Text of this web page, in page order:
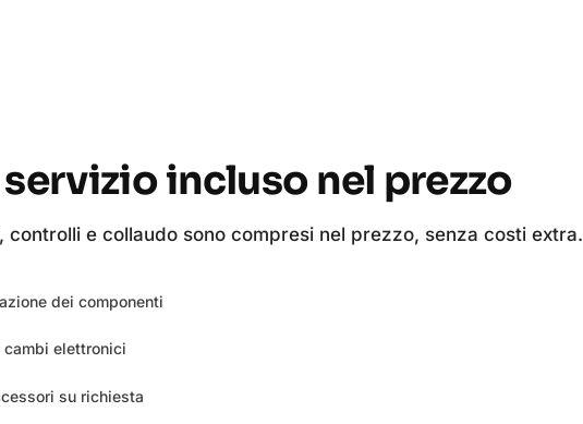
servizio incluso nel prezzo
controlli e collaudo sono compresi nel prezzo, senza costi extra.
dei componenti
elettronici
su richiesta